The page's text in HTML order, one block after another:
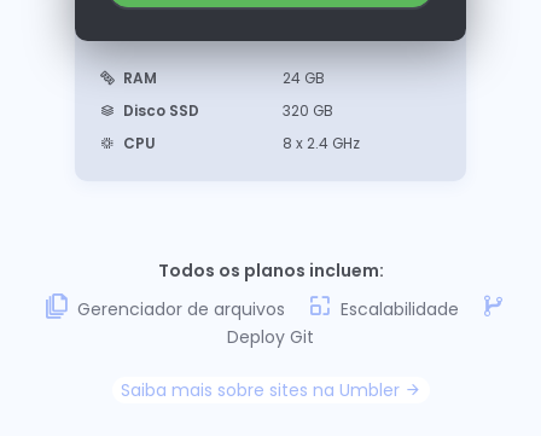
RAM
24 GB
Disco SSD
320 GB
CPU
8 x 2.4 GHz
Todos os planos incluem:
Gerenciador de arquivos
Escalabilidade
Deploy Git
Saiba mais sobre sites na Umbler